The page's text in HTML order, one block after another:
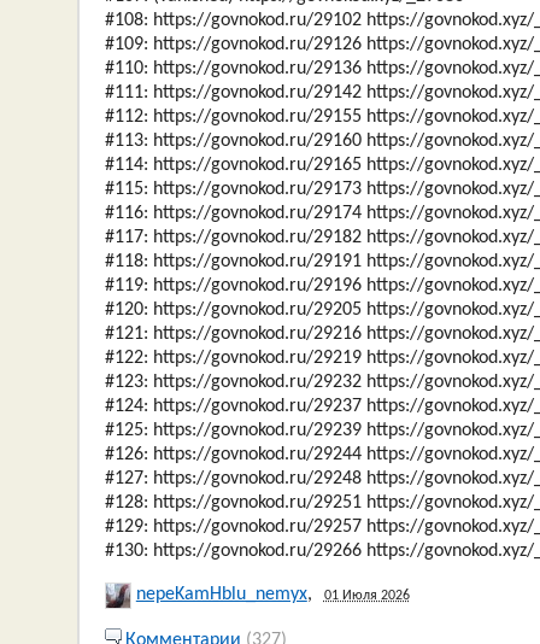
#108: https://govnokod.ru/29102 https://govnokod.xyz/
#109: https://govnokod.ru/29126 https://govnokod.xyz/
#110: https://govnokod.ru/29136 https://govnokod.xyz/
#111: https://govnokod.ru/29142 https://govnokod.xyz/
#112: https://govnokod.ru/29155 https://govnokod.xyz/
#113: https://govnokod.ru/29160 https://govnokod.xyz/
#114: https://govnokod.ru/29165 https://govnokod.xyz/
#115: https://govnokod.ru/29173 https://govnokod.xyz/
#116: https://govnokod.ru/29174 https://govnokod.xyz/
#117: https://govnokod.ru/29182 https://govnokod.xyz/
#118: https://govnokod.ru/29191 https://govnokod.xyz/
#119: https://govnokod.ru/29196 https://govnokod.xyz/
#120: https://govnokod.ru/29205 https://govnokod.xyz/
#121: https://govnokod.ru/29216 https://govnokod.xyz/
#122: https://govnokod.ru/29219 https://govnokod.xyz/
#123: https://govnokod.ru/29232 https://govnokod.xyz/
#124: https://govnokod.ru/29237 https://govnokod.xyz/
#125: https://govnokod.ru/29239 https://govnokod.xyz/
#126: https://govnokod.ru/29244 https://govnokod.xyz/
#127: https://govnokod.ru/29248 https://govnokod.xyz/
#128: https://govnokod.ru/29251 https://govnokod.xyz/
#129: https://govnokod.ru/29257 https://govnokod.xyz/
#130: https://govnokod.ru/29266 https://govnokod.xyz/
nepeKamHblu_nemyx, 01 Июля 2026